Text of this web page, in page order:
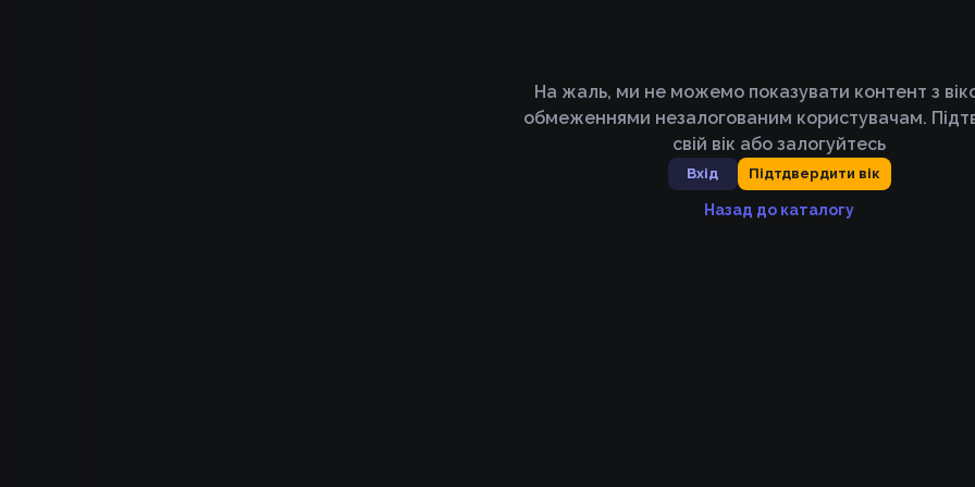
На жаль, ми не можемо показувати контент з
обмеженнями незалогованим користувачам.
свій вік або залогуйтесь
Вхід Підтдвердити вік
Назад до каталогу